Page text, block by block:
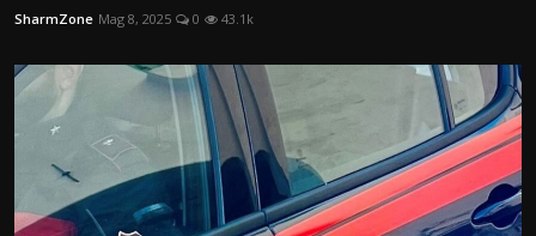
SharmZone Mag 8, 2025 0 43.1k